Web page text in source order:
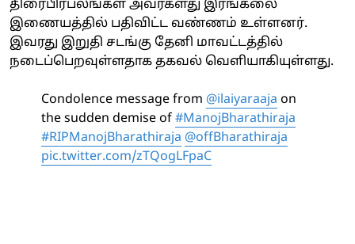
திரைபிரபலங்கள் அவர்களது இரங்கலை
இணையத்தில் பதிவிட்ட வண்ணம் உள்ளனர்.
இவரது இறுதி சடங்கு தேனி மாவட்டத்தில்
நடைப்பெறவுள்ளதாக தகவல் வெளியாகியுள்ளது.
Condolence message from @ilaiyaraaja on
the sudden demise of #ManojBharathiraja
#RIPManojBharathiraja @offBharathiraja
pic.twitter.com/zTQogLFpaC